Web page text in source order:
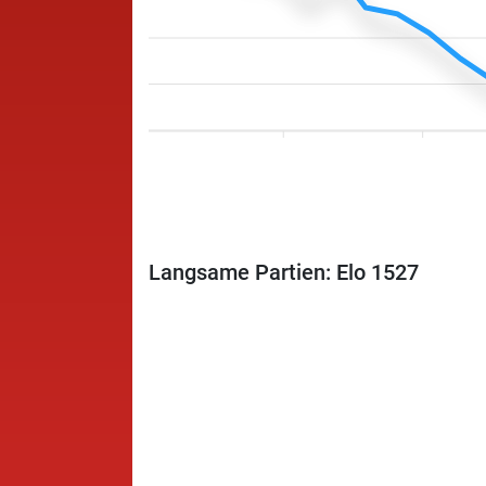
Langsame Partien: Elo 1527